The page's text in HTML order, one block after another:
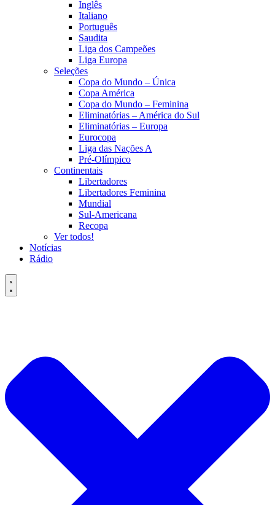
Inglês
Italiano
Português
Saudita
Liga dos Campeões
Liga Europa
Seleções
Copa do Mundo – Única
Copa América
Copa do Mundo – Feminina
Eliminatórias – América do Sul
Eliminatórias – Europa
Eurocopa
Liga das Nações A
Pré-Olímpico
Continentais
Libertadores
Libertadores Feminina
Mundial
Sul-Americana
Recopa
Ver todos!
Notícias
Rádio